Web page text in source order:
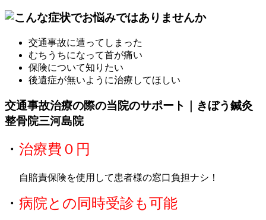
交通事故に遭ってしまった
むちうちになって首が痛い
保険について知りたい
後遺症が無いように治療してほしい
交通事故治療の際の当院のサポート｜きぼう鍼灸
整骨院三河島院
・ 治療費０円
自賠責保険を使用して患者様の窓口負担ナシ！
・ 病院との同時受診も可能